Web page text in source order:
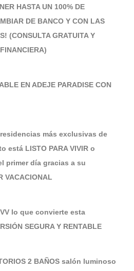
HASTA UN 100% DE
DE BANCO Y CON LAS
(CONSULTA GRATUITA Y
EN ADEJE PARADISE CON
más exclusivas de
está LISTO PARA VIVIR o
primer día gracias a su
VACACIONAL
lo que convierte esta
SEGURA Y RENTABLE
2 BAÑOS salón luminoso